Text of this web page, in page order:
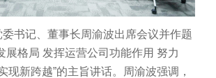
记、董事长周渝波出席会议并作题
展格局 发挥运营公司功能作用 努力
现新跨越”的主旨讲话。周渝波强调，